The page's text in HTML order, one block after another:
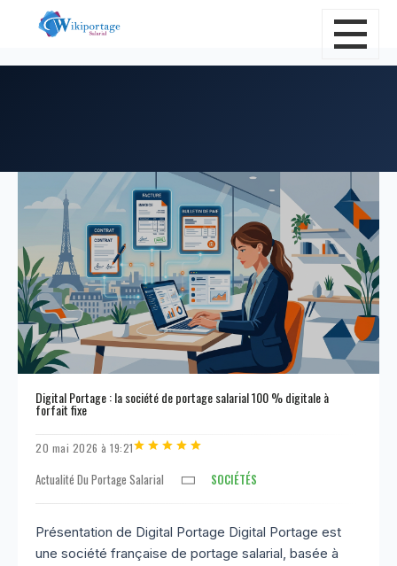
Digital Portage : la société de portage salarial 100 % digitale à
forfait fixe
20 mai 2026 à 19:21
Actualité Du Portage Salarial SOCIÉTÉS
Présentation de Digital Portage Digital Portage est
une société française de portage salarial, basée à